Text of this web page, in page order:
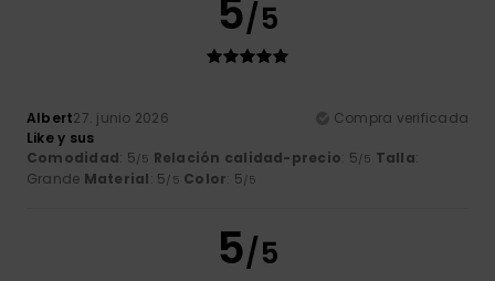
5/5
Albert27. junio 2026
Compra verificada
Like y sus
Comodidad: 5/5 Relación calidad-precio: 5/5 Talla:
Grande Material: 5/5 Color: 5/5
5/5